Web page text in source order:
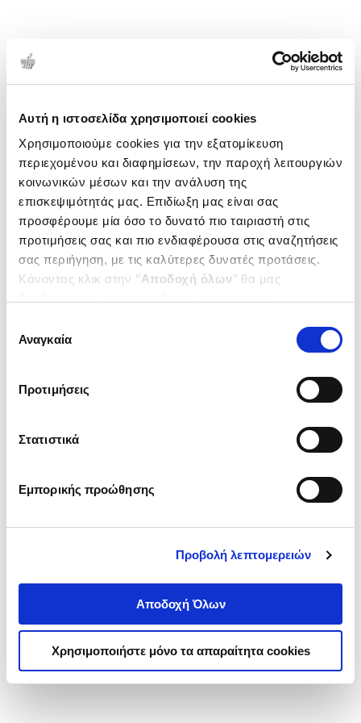
Αυτή η ιστοσελίδα χρησιμοποιεί cookies
Χρησιμοποιούμε cookies για την εξατομίκευση
περιεχομένου και διαφημίσεων, την παροχή λειτουργιών
κοινωνικών μέσων και την ανάλυση της
επισκεψιμότητάς μας. Επιδίωξη μας είναι σας
προσφέρουμε μία όσο το δυνατό πιο ταιριαστή στις
προτιμήσεις σας και πιο ενδιαφέρουσα στις αναζητήσεις
σας περιήγηση, με τις καλύτερες δυνατές προτάσεις.
Κάνοντας κλικ στην ‘’Αποδοχή όλων’’ θα μας
ενδιαφέρουν και να επιλέξετε από τα παρακάτω με την
΄΄και να ενημερωθείτε σχετικά με
συγκατάθεσης
Αναγκαία
Προτιμήσεις
Στατιστικά
Εμπορικής προώθησης
Προβολή λεπτομερειών
Αποδοχή Όλων
Χρησιμοποιήστε μόνο τα απαραίτητα cookies